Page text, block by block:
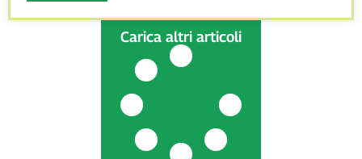
Carica altri articoli